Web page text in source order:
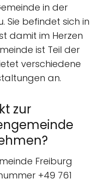
in der
Sie befindet sich in
damit im Herzen
ist Teil der
verschiedene
an.
zur
Freiburg
+49 761